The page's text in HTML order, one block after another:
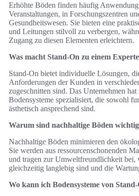
Erhöhte Böden finden häufig
Veranstaltungen, in Forschungszentren
Gesundheitswesen. Sie bieten eine
und Leitungen stilvoll zu verbergen,
Zugang zu diesen Elementen erleichtern.
Was macht Stand-On zu einem
Stand-On bietet individuelle Lösungen,
Anforderungen der Kunden in
zugeschnitten sind. Das Unternehmen
Bodensysteme spezialisiert, die sowohl
ästhetisch ansprechend sind.
Warum sind nachhaltige Böden
Nachhaltige Böden minimieren den
Sie werden aus ressourcenschonenden
und tragen zur Umweltfreundlichkeit bei,
gleichzeitig langlebig sind und die
Wo kann ich Bodensysteme von